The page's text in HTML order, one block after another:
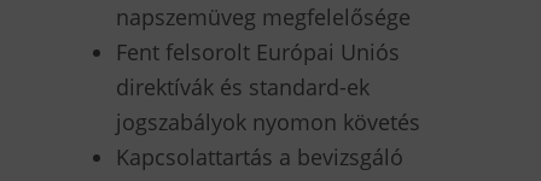
napszemüveg megfelelősége
Fent felsorolt Európai Uniós
direktívák és standard-ek
jogszabályok nyomon követés
Kapcsolattartás a bevizsgáló